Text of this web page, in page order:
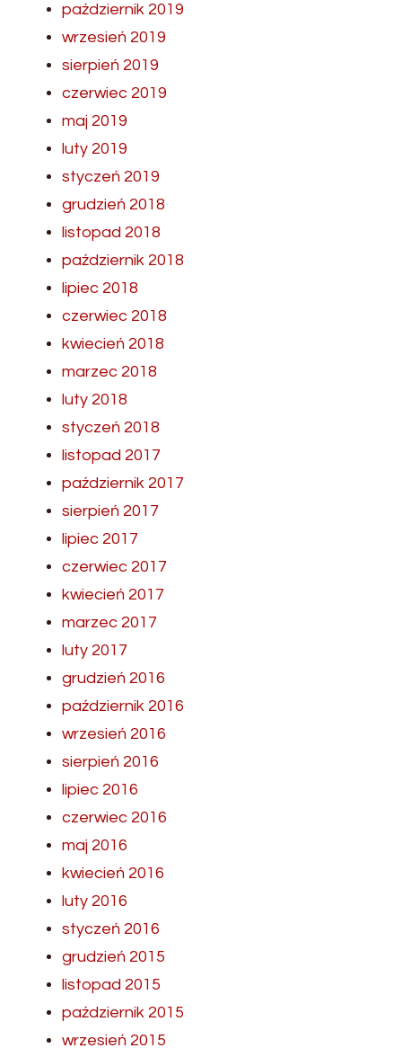
październik 2019
wrzesień 2019
sierpień 2019
czerwiec 2019
maj 2019
luty 2019
styczeń 2019
grudzień 2018
listopad 2018
październik 2018
lipiec 2018
czerwiec 2018
kwiecień 2018
marzec 2018
luty 2018
styczeń 2018
listopad 2017
październik 2017
sierpień 2017
lipiec 2017
czerwiec 2017
kwiecień 2017
marzec 2017
luty 2017
grudzień 2016
październik 2016
wrzesień 2016
sierpień 2016
lipiec 2016
czerwiec 2016
maj 2016
kwiecień 2016
luty 2016
styczeń 2016
grudzień 2015
listopad 2015
październik 2015
wrzesień 2015